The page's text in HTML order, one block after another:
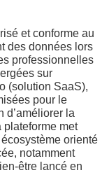
et conforme au
des données lors
professionnelles
sur
(solution SaaS),
pour le
d’améliorer la
met
orienté
notamment
lancé en